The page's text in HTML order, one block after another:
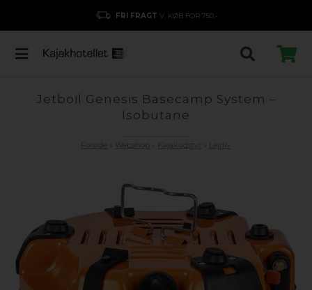
FRI FRAGT V. KØB FOR 750,-
Jetboil Genesis Basecamp System –
Isobutane